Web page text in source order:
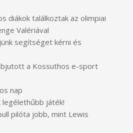
diákok találkoztak az olimpiai
Valériával
segítséget kérni és
a Kossuthos e-sport
nap
legélethűbb játék!
pilóta jobb, mint Lewis